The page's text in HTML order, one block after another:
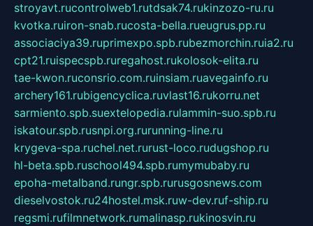
stroyavt.rucontrolweb1.rutdsak74.rukinzozo-ru.ru
kvotka.ruiron-snab.rucosta-bella.rueugrus.pp.ru
associaciya39.ruprimexpo.spb.rubezmorchin.ruia2.ru
cpt21.ruispecspb.ruregahost.rukolosok-elita.ru
tae-kwon.ruconsrio.com.ruinsiam.ruavegainfo.ru
archery161.rubigencyclica.ruvlast16.rukorru.net
sarmiento.spb.suextelopedia.rulammin-suo.spb.ru
iskatour.spb.rusnpi.org.rurunning-line.ru
krygeva-spa.ruchel.net.rurust-loco.rudugshop.ru
hl-beta.spb.ruschool494.spb.rumymubaby.ru
epoha-metalband.rungr.spb.rurusgosnews.com
dieselvostok.ru24hostel.msk.ruw-dev.ruf-ship.ru
regsmi.rufilmnetwork.rumalinasp.rukinosvin.ru